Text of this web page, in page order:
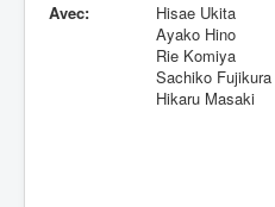
Avec:
Hisae Ukita
Ayako Hino
Rie Komiya
Sachiko Fujikura
Hikaru Masaki